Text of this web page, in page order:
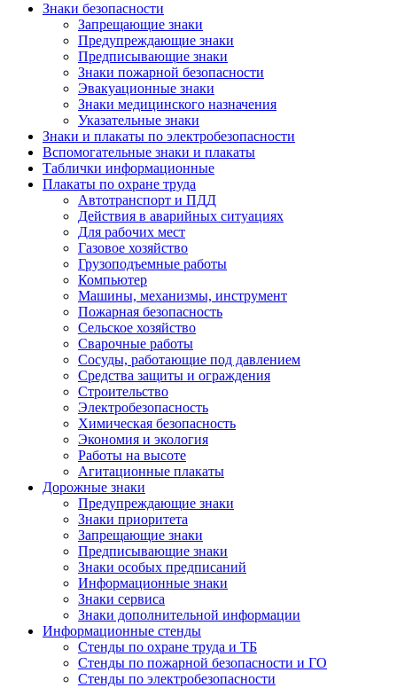
Знаки безопасности
Запрещающие знаки
Предупреждающие знаки
Предписывающие знаки
Знаки пожарной безопасности
Эвакуационные знаки
Знаки медицинского назначения
Указательные знаки
Знаки и плакаты по электробезопасности
Вспомогательные знаки и плакаты
Таблички информационные
Плакаты по охране труда
Автотранспорт и ПДД
Действия в аварийных ситуациях
Для рабочих мест
Газовое хозяйство
Грузоподъемные работы
Компьютер
Машины, механизмы, инструмент
Пожарная безопасность
Сельское хозяйство
Сварочные работы
Сосуды, работающие под давлением
Средства защиты и ограждения
Строительство
Электробезопасность
Химическая безопасность
Экономия и экология
Работы на высоте
Агитационные плакаты
Дорожные знаки
Предупреждающие знаки
Знаки приоритета
Запрещающие знаки
Предписывающие знаки
Знаки особых предписаний
Информационные знаки
Знаки сервиса
Знаки дополнительной информации
Информационные стенды
Стенды по охране труда и ТБ
Стенды по пожарной безопасности и ГО
Стенды по электробезопасности